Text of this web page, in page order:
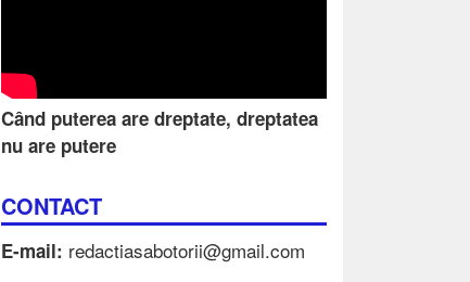
Când puterea are dreptate, dreptatea
nu are putere
CONTACT
E-mail: redactiasabotorii@gmail.com